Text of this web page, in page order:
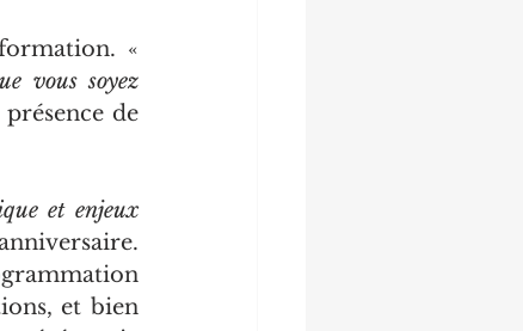
vous soyez
de
et enjeux
et bien